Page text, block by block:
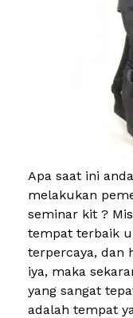
Apa saat ini
melakukan
seminar kit ?
tempat terbaik
terpercaya, dan
iya, maka
yang sangat
adalah tempat